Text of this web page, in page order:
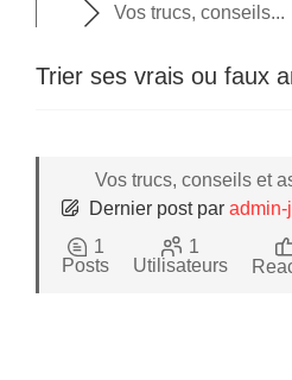
Vos trucs, conseils...
Trier ses vrais ou faux
Vos trucs, conseils et
Dernier post par admin-
1
Posts
1
Utilisateurs